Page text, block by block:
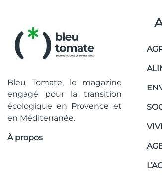
Bleu Tomate, le magazine
engagé pour la transition
écologique en Provence et
en Méditerranée.
À propos